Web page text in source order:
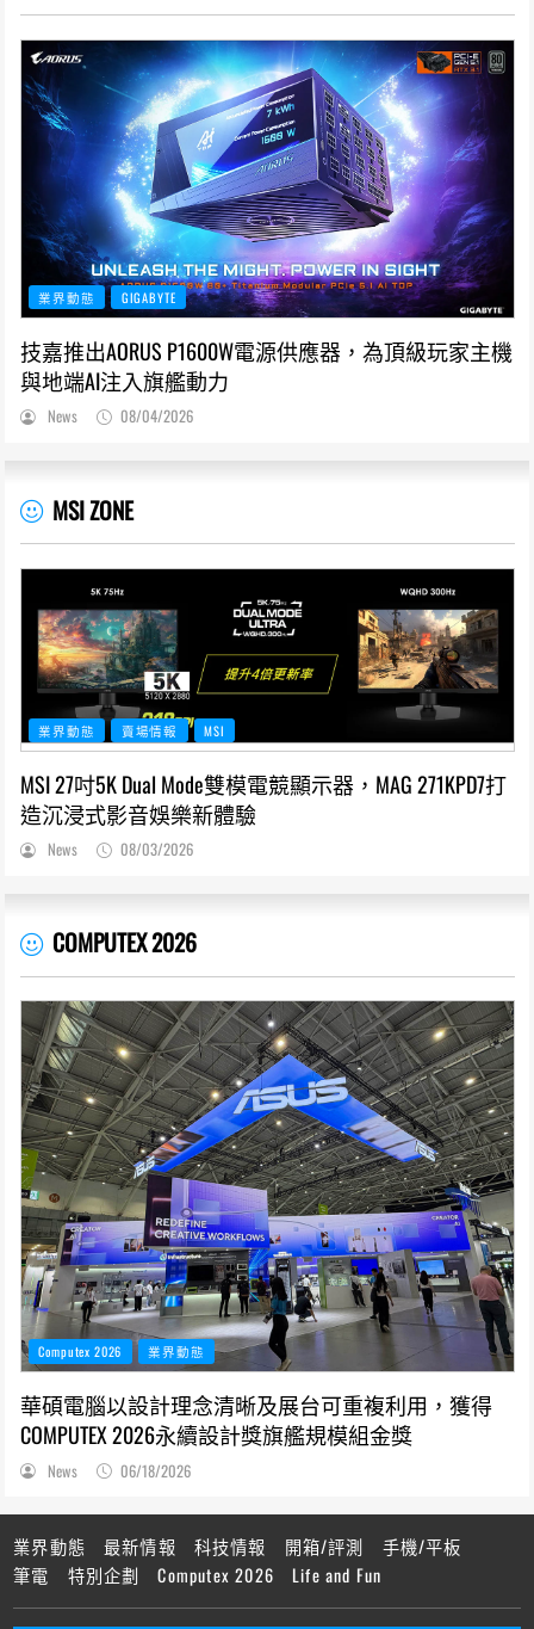
業界動態 GIGABYTE
技嘉推出AORUS P1600W電源供應器，為頂級玩家主機
與地端AI注入旗艦動力
News 08/04/2026
MSI ZONE
業界動態 賣場情報 MSI
MSI 27吋5K Dual Mode雙模電競顯示器，MAG 271KPD7打
造沉浸式影音娛樂新體驗
News 08/03/2026
COMPUTEX 2026
Computex 2026 業界動態
華碩電腦以設計理念清晰及展台可重複利用，獲得
COMPUTEX 2026永續設計獎旗艦規模組金獎
News 06/18/2026
業界動態 最新情報 科技情報 開箱/評測
手機/平板
筆電
特別企劃 Computex 2026 Life and Fun